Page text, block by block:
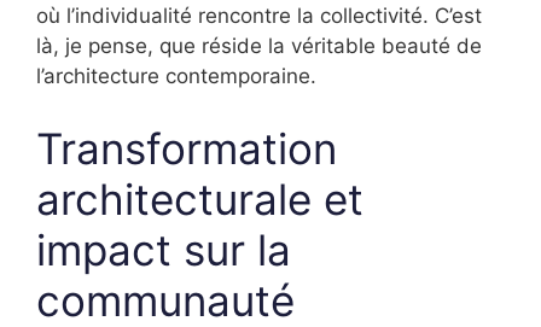
où l’individualité rencontre la collectivité. C’est
là, je pense, que réside la véritable beauté de
l’architecture contemporaine.
Transformation
architecturale et
impact sur la
communauté